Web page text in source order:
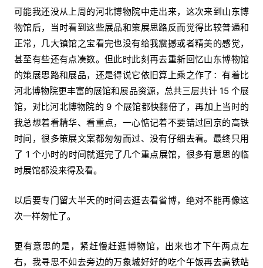
可能我还没从上周的河北博物院中走出来，这次来到山东博
物馆后，当时看到这些展品和策展思路反而觉得比较普通和
正常，几大镇馆之宝看完也没有给我震撼或者精美的感觉，
甚至有些还有点凑数。但此时此刻再去重新回忆山东博物馆
的策展思路和展品，还是得说它依旧算上乘之作了：有着比
河北博物院更丰富的展馆和展品资源，总共三层共计 15 个展
馆，对比河北博物院的 9 个展馆都快翻倍了，再加上当时的
我总想着看精华、看重点，一心惦记着不要错过回京的高铁
时间，很多策展文案都匆匆而过、没有仔细去看。最终只用
了 1 个小时的时间就逛完了几个重点展馆，很多有意思的临
时展馆都没来得及看。
以后要专门留大半天的时间去逛去看省博，绝对不能再像这
次一样匆忙了。
更有意思的是，紧赶慢赶逛博物馆，出来也才下午两点左
右，我寻思不如去旁边的万象城好好的吃个午饭再去高铁站